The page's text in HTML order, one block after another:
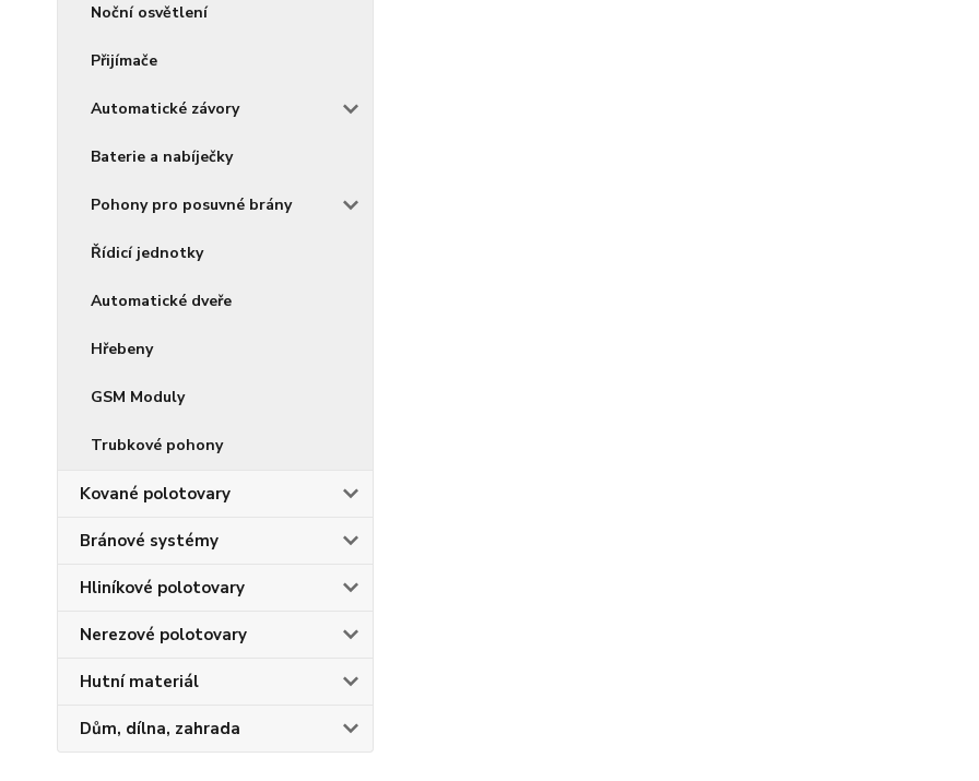
Noční osvětlení
Přijímače
Automatické závory
Baterie a nabíječky
Pohony pro posuvné brány
Řídicí jednotky
Automatické dveře
Hřebeny
GSM Moduly
Trubkové pohony
Kované polotovary
Bránové systémy
Hliníkové polotovary
Nerezové polotovary
Hutní materiál
Dům, dílna, zahrada